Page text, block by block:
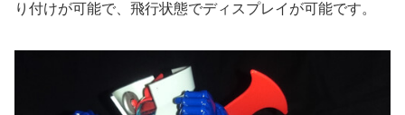
り付けが可能で、飛行状態でディスプレイが可能です。